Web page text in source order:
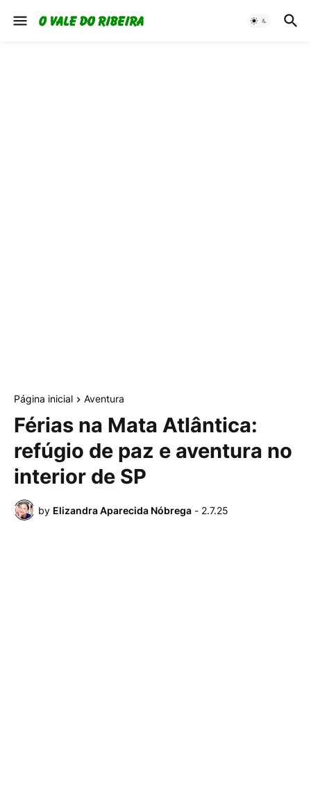
Página inicial Aventura
Férias na Mata Atlântica:
refúgio de paz e aventura no
interior de SP
by Elizandra Aparecida Nóbrega - 2.7.25